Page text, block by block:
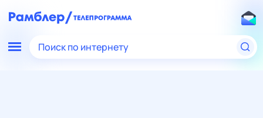
Поиск по интернету